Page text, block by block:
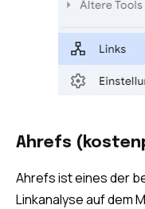
Ahrefs
Ahrefs ist eines der
Linkanalyse auf dem